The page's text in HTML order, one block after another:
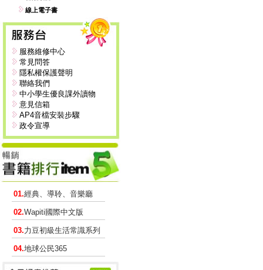
線上電子書
服務維修中心
常見問答
隱私權保護聲明
聯絡我們
中小學生優良課外讀物
意見信箱
AP4音檔安裝步驟
政令宣導
01.經典、導聆、音樂廳
02.Wapiti國際中文版
03.力豆初級生活常識系列
04.地球公民365